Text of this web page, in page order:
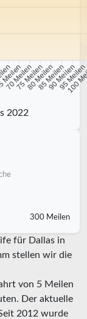
70 Meilen
75 Meilen
80 Meilen
85 Meilen
90 Meilen
95 Meilen
100
2022
300 Meilen
für Dallas in
stellen wir die
von 5 Meilen
Der aktuelle
2012 wurde